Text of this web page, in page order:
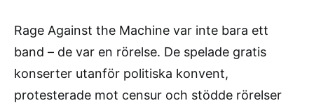
Rage Against the Machine var inte bara ett
band – de var en rörelse. De spelade gratis
konserter utanför politiska konvent,
protesterade mot censur och stödde rörelser